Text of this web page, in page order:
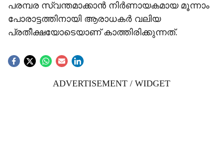
പരമ്പര സ്വന്തമാക്കാന്‍ നിര്‍ണായകമായ മൂന്നാം
പോരാട്ടത്തിനായി ആരാധകര്‍ വലിയ
പ്രതീക്ഷയോടെയാണ് കാത്തിരിക്കുന്നത്.
ADVERTISEMENT / WIDGET